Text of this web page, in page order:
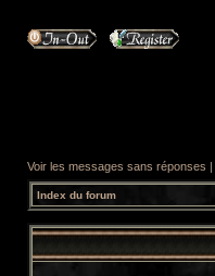
Voir les messages sans réponses |
Index du forum